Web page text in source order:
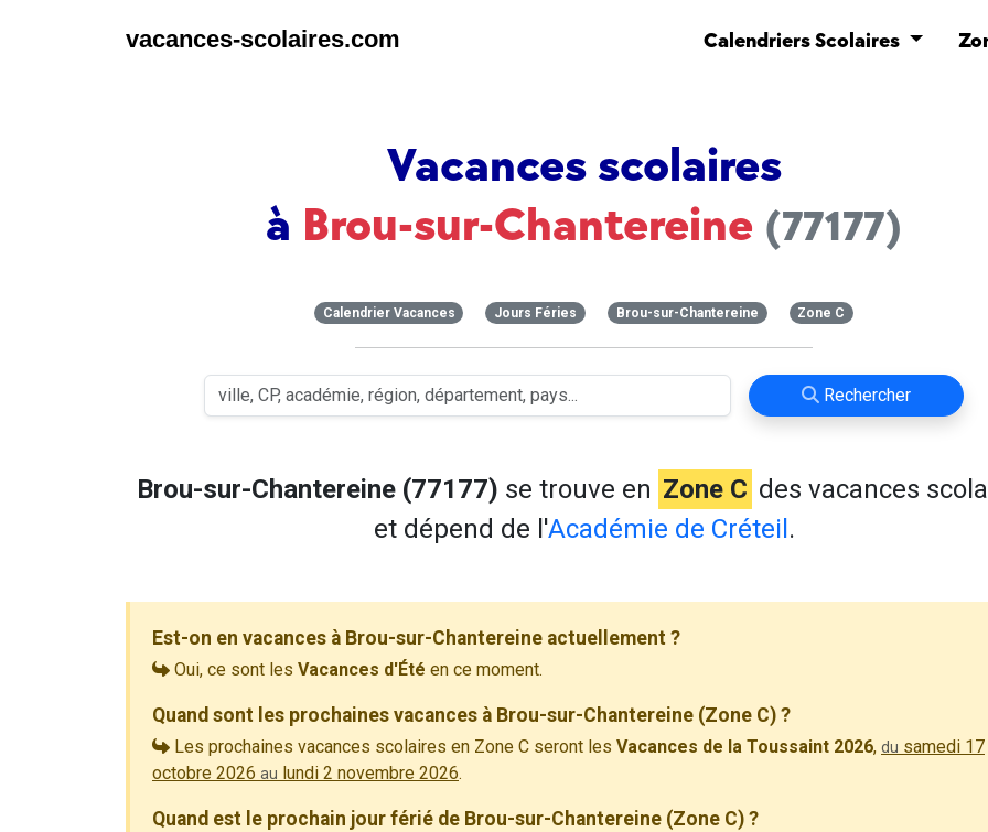
vacances-scolaires.com Calendriers Scolaires
Vacances scolaires
à Brou-sur-Chantereine (77177)
Calendrier Vacances Jours Féries Brou-sur-Chantereine Zone C
Rechercher
Brou-sur-Chantereine (77177) se trouve en Zone C des vacances
et dépend de l'Académie de Créteil .
Est-on en vacances à Brou-sur-Chantereine actuellement ?
Oui, ce sont les Vacances d'Été en ce moment.
Quand sont les prochaines vacances à Brou-sur-Chantereine (Zone C) ?
Les prochaines vacances scolaires en Zone C seront les Vacances de la Toussaint 2026, du samedi 17
octobre 2026 au lundi 2 novembre 2026.
Quand est le prochain jour férié de Brou-sur-Chantereine (Zone C) ?